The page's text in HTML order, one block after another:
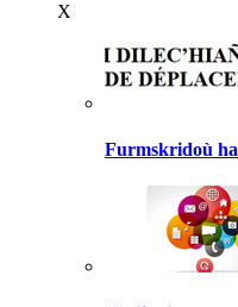
X
Furmskridoù ha